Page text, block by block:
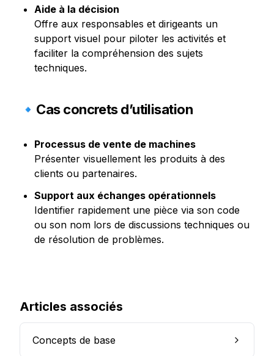
Aide à la décision
Offre aux responsables et dirigeants un
support visuel pour piloter les activités et
faciliter la compréhension des sujets
techniques.
🔹Cas concrets d’utilisation
Processus de vente de machines
Présenter visuellement les produits à des
clients ou partenaires.
Support aux échanges opérationnels
Identifier rapidement une pièce via son code
ou son nom lors de discussions techniques ou
de résolution de problèmes.
Articles associés
Concepts de base